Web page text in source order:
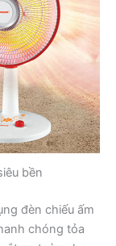
bền
đèn chiếu ấm
chóng tỏa